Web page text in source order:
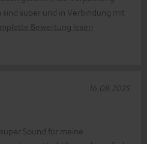
super und in Verbindung mit
Bewertung lesen
Sound für meine
16.08.2025